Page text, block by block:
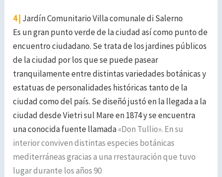
4 | Jardín Comunitario Villa comunale di Salerno
Es un gran punto verde de la ciudad así como punto de
encuentro ciudadano. Se trata de los jardines públicos
de la ciudad por los que se puede pasear
tranquilamente entre distintas variedades botánicas y
estatuas de personalidades históricas tanto de la
ciudad como del país. Se diseñó justó en la llegada a la
ciudad desde Vietri sul Mare en 1874 y se encuentra
una conocida fuente llamada«Don Tullio». En su
interior conviven distintas especies botánicas
mediterráneas gracias a una rrestauración que tuvo
lugar durante los años 90